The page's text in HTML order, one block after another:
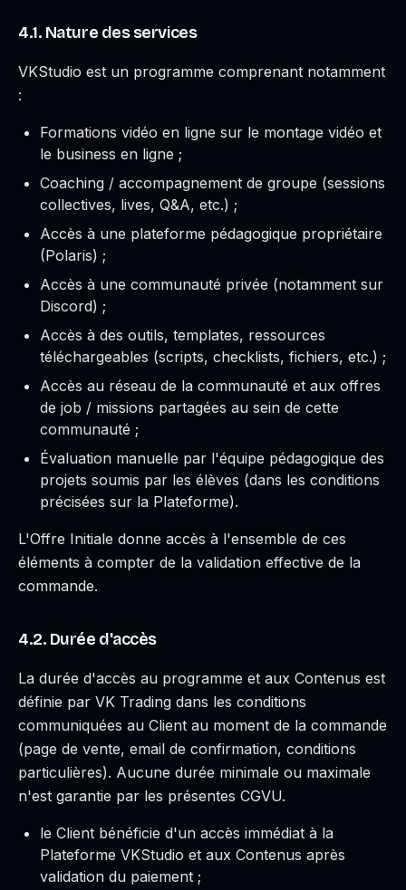
4.1. Nature des services
VKStudio est un programme comprenant notamment
:
Formations vidéo en ligne sur le montage vidéo et
le business en ligne ;
Coaching / accompagnement de groupe (sessions
collectives, lives, Q&A, etc.) ;
Accès à une plateforme pédagogique propriétaire
(Polaris) ;
Accès à une communauté privée (notamment sur
Discord) ;
Accès à des outils, templates, ressources
téléchargeables (scripts, checklists, fichiers, etc.) ;
Accès au réseau de la communauté et aux offres
de job / missions partagées au sein de cette
communauté ;
Évaluation manuelle par l'équipe pédagogique des
projets soumis par les élèves (dans les conditions
précisées sur la Plateforme).
L'Offre Initiale donne accès à l'ensemble de ces
éléments à compter de la validation effective de la
commande.
4.2. Durée d'accès
La durée d'accès au programme et aux Contenus est
définie par VK Trading dans les conditions
communiquées au Client au moment de la commande
(page de vente, email de confirmation, conditions
particulières). Aucune durée minimale ou maximale
n'est garantie par les présentes CGVU.
le Client bénéficie d'un accès immédiat à la
Plateforme VKStudio et aux Contenus après
validation du paiement ;